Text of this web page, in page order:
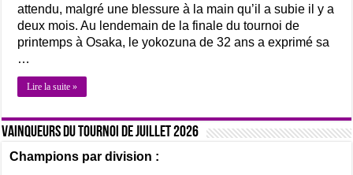
attendu, malgré une blessure à la main qu’il a subie il y a
deux mois. Au lendemain de la finale du tournoi de
printemps à Osaka, le yokozuna de 32 ans a exprimé sa
…
Lire la suite »
Vainqueurs du tournoi de Juillet 2026
Champions par division :